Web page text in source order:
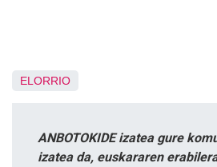
ELORRIO
ANBOTOKIDE izatea gure
izatea da, euskararen